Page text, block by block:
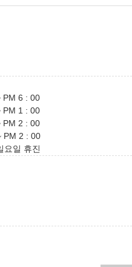
PM 6 : 00
PM 1 : 00
PM 2 : 00
PM 2 : 00
요일 휴진